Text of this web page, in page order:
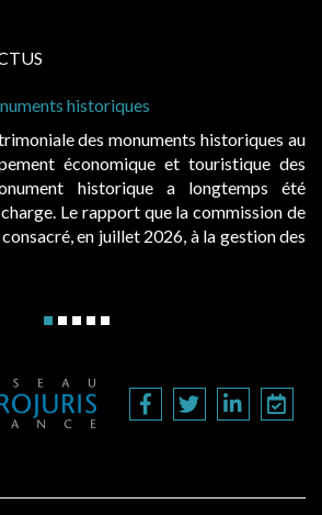
historiques au
touristique des
longtemps été
la commission de
à la gestion des
Cabines de plage : le
Evocatrices des
également un beau
public, elles donnent
d’occupation. Saisies